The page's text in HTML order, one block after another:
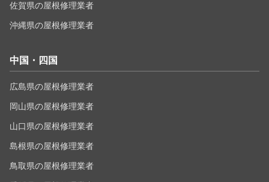
佐賀県の屋根修理業者
沖縄県の屋根修理業者
中国・四国
広島県の屋根修理業者
岡山県の屋根修理業者
山口県の屋根修理業者
島根県の屋根修理業者
鳥取県の屋根修理業者